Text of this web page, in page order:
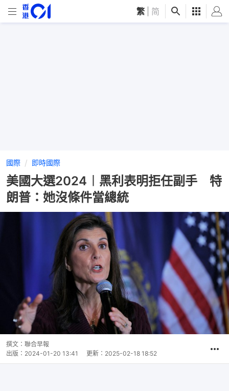
繁 简
國際 即時國際
美國大選2024︱黑利表明拒任副手 特
朗普：她沒條件當總統
撰文： 聯合早報
出版： 2024-01-20 13:41 更新： 2025-02-18 18:52